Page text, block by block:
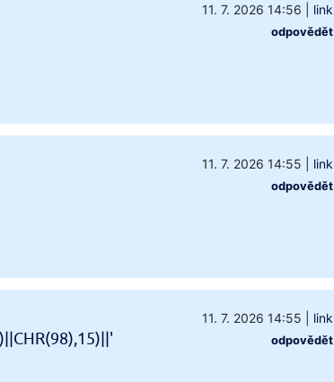
11. 7. 2026 14:56 link
odpovědět
11. 7. 2026 14:55 link
odpovědět
11. 7. 2026 14:55 link
odpovědět